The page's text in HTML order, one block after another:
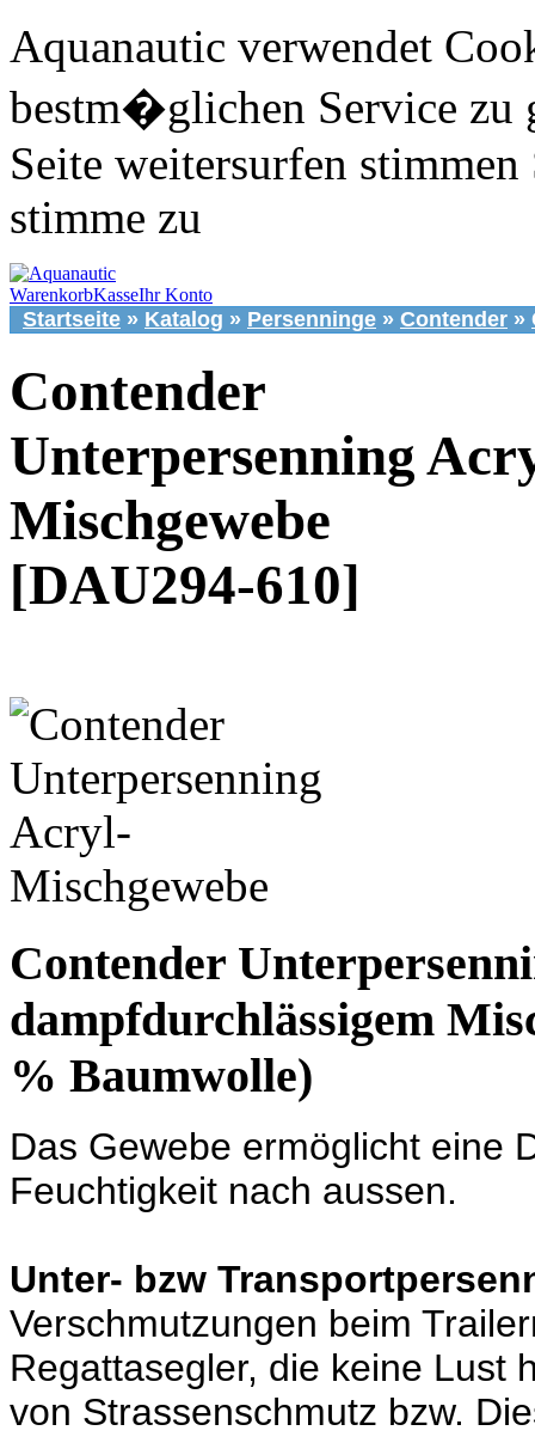
Aquanautic verwendet
bestm�glichen Service zu
Seite weitersurfen stimmen
stimme zu
WarenkorbKasseIhr Konto
Startseite » Katalog » Persenninge » Contender »
Contender
Unterpersenning
Mischgewebe
[DAU294-610]
Contender
dampfdurchlässigem
% Baumwolle)
Das Gewebe ermöglicht eine
Feuchtigkeit nach aussen.
Unter- bzw
Verschmutzungen beim
Regattasegler, die keine Lust
von Strassenschmutz bzw.